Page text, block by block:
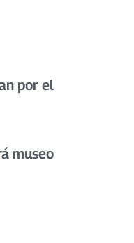
por el
museo